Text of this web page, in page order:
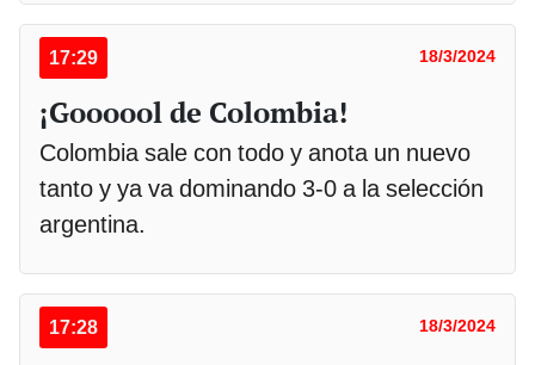
17:29 18/3/2024
¡Goooool de Colombia!
Colombia sale con todo y anota un nuevo
tanto y ya va dominando 3-0 a la selección
argentina.
17:28 18/3/2024